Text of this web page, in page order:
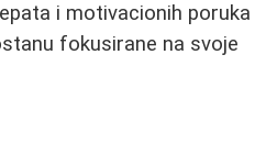
i motivacionih poruka
fokusirane na svoje